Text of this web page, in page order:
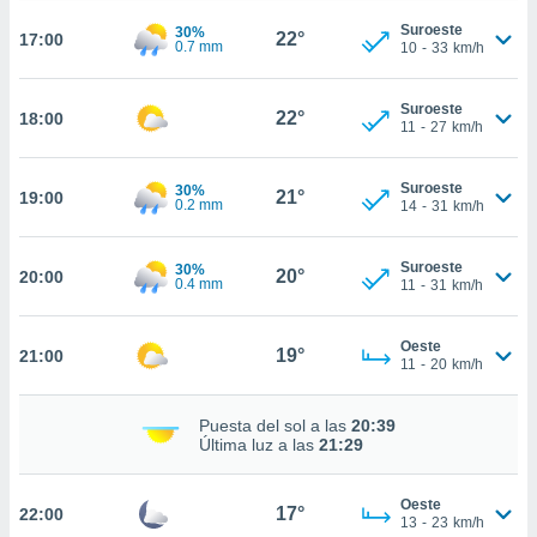
se
o
Puedes
17:00
30%
0.7 mm
22°
Suroeste
10 - 33 km/h
18:00 22°
Suroeste
11 - 27 km/h
19:00
30%
0.2 mm
21°
Suroeste
14 - 31 km/h
20:00
30%
0.4 mm
20°
Suroeste
11 - 31 km/h
21:00 19°
Oeste
11 - 20 km/h
Puesta del sol a las 20:39
Última luz a las 21:29
22:00 17°
Oeste
13 - 23 km/h